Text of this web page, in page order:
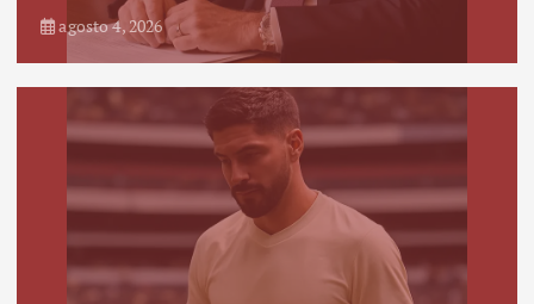
agosto 4, 2026